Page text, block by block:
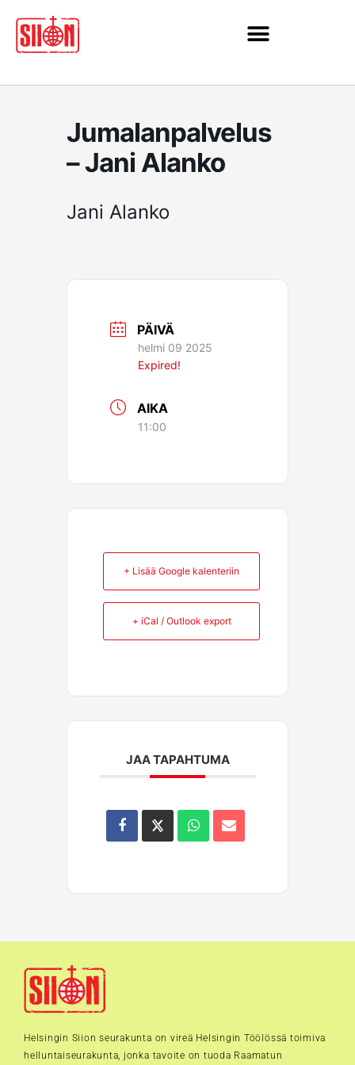
sisältöön
Jumalanpalvelus
– Jani Alanko
Jani Alanko
PÄIVÄ
helmi 09 2025
Expired!
AIKA
11:00
+ Lisää Google kalenteriin
+ iCal / Outlook export
JAA TAPAHTUMA
Helsingin Siion seurakunta on vireä Helsingin Töölössä toimiva
helluntaiseurakunta, jonka tavoite on tuoda Raamatun